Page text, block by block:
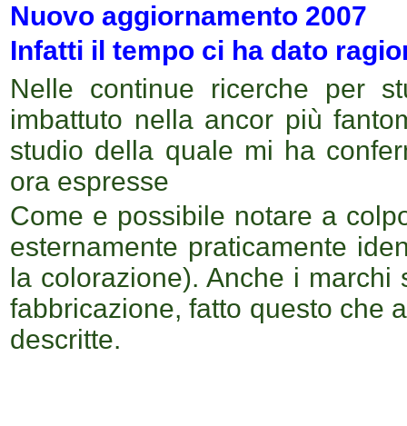
Nuovo aggiornamento 2007
Infatti il tempo ci ha dato
Nelle continue ricerche per
imbattuto nella ancor più
studio della quale mi ha
ora espresse
Come e possibile notare a
esternamente praticamente
la colorazione). Anche i
fabbricazione, fatto questo che
descritte.